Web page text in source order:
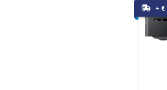
+ €